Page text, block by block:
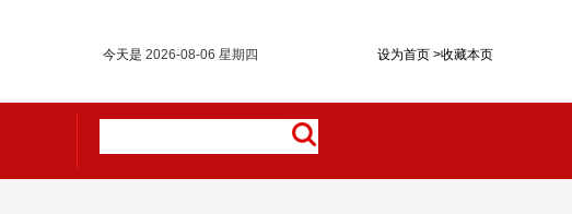
设为首页 >收藏本页
今天是 2026-08-06 星期四